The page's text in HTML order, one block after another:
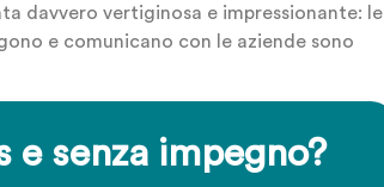
davvero vertiginosa e impressionante: le
e comunicano con le aziende sono
senza impegno?